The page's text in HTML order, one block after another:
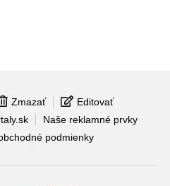
Zmazať
Editovať
Naše reklamné prvky
podmienky